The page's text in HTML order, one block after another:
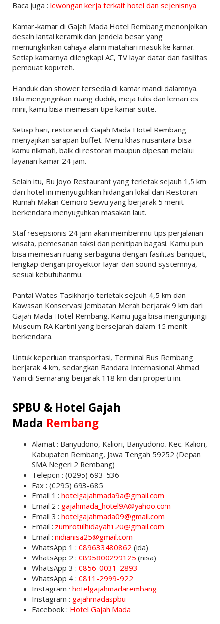
Baca juga : lowongan kerja terkait hotel dan sejenisnya
Kamar-kamar di Gajah Mada Hotel Rembang menonjolkan
desain lantai keramik dan jendela besar yang
memungkinkan cahaya alami matahari masuk ke kamar.
Setiap kamarnya dilengkapi AC, TV layar datar dan fasilitas
pembuat kopi/teh.
Handuk dan shower tersedia di kamar mandi dalamnya.
Bila menginginkan ruang duduk, meja tulis dan lemari es
mini, kamu bisa memesan tipe kamar suite.
Setiap hari, restoran di Gajah Mada Hotel Rembang
menyajikan sarapan buffet. Menu khas nusantara bisa
kamu nikmati, baik di restoran maupun dipesan melalui
layanan kamar 24 jam.
Selain itu, Bu Joyo Restaurant yang terletak sejauh 1,5 km
dari hotel ini menyuguhkan hidangan lokal dan Restoran
Rumah Makan Cemoro Sewu yang berjarak 5 menit
berkendara menyuguhkan masakan laut.
Staf resepsionis 24 jam akan memberimu tips perjalanan
wisata, pemesanan taksi dan penitipan bagasi. Kamu pun
bisa memesan ruang serbaguna dengan fasilitas banquet,
lengkap dengan proyektor layar dan sound systemnya,
sesuai kebutuhanmu.
Pantai Wates Tasikharjo terletak sejauh 4,5 km dan
Kawasan Konservasi Jembatan Merah berjarak 9 km dari
Gajah Mada Hotel Rembang. Kamu juga bisa mengunjungi
Museum RA Kartini yang bersejarah dalam 15 menit
berkendara.
Untuk keperluan transportasi, Terminal Bus Rembang
berjarak 4 km, sedangkan Bandara Internasional Ahmad
Yani di Semarang berjarak 118 km dari properti ini.
SPBU & Hotel Gajah
Mada Rembang
Alamat : Banyudono, Kaliori, Banyudono, Kec. Kaliori,
Kabupaten Rembang, Jawa Tengah 59252 (Depan
SMA Negeri 2 Rembang)
Telepon : (0295) 693-536
Fax : (0295) 693-685
Email 1 : hotelgajahmada9a@gmail.com
Email 2 : gajahmada_hotel9A@yahoo.com
Email 3 : hotelgajahmada09@gmail.com
Email : zumrotulhidayah120@gmail.com
Email : nidianisa25@gmail.com
WhatsApp 1 : 089633480862 (ida)
WhatsApp 2 : 0895800299125 (nisa)
WhatsApp 3 : 0856-0031-2893
WhatsApp 4 : 0811-2999-922
Instagram : hotelgajahmadarembang_
Instagram : gajahmadaspbu
Facebook : Hotel Gajah Mada